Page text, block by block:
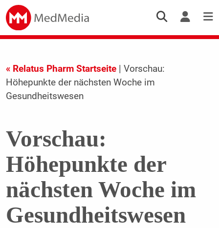
« Relatus Pharm Startseite| Vorschau:
Höhepunkte der nächsten Woche im
Gesundheitswesen
Vorschau:
Höhepunkte der
nächsten Woche im
Gesundheitswesen